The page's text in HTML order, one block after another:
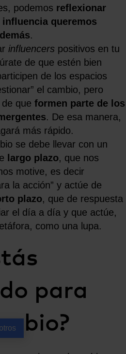
podemos reflexionar
queremos
.
influencers positivos en tu
de que estén bien
de los espacios
el cambio, pero
que formen parte de los
. De esa manera,
más rápido.
se debe llevar con un
largo plazo, que nos
motive, es decir
la acción” y actúe de
plazo, que de respuesta
el día a día y que actúe,
como una lupa.
para